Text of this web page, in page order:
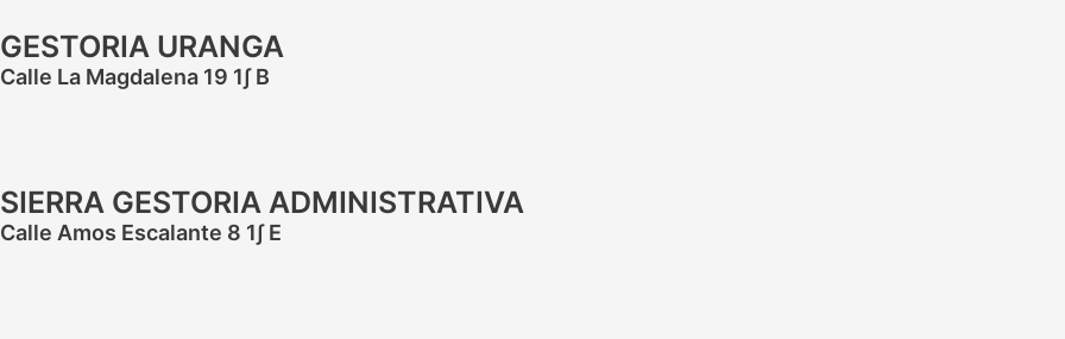
GESTORIA URANGA
Calle La Magdalena 19 1∫ B
SIERRA GESTORIA ADMINISTRATIVA
Calle Amos Escalante 8 1∫ E